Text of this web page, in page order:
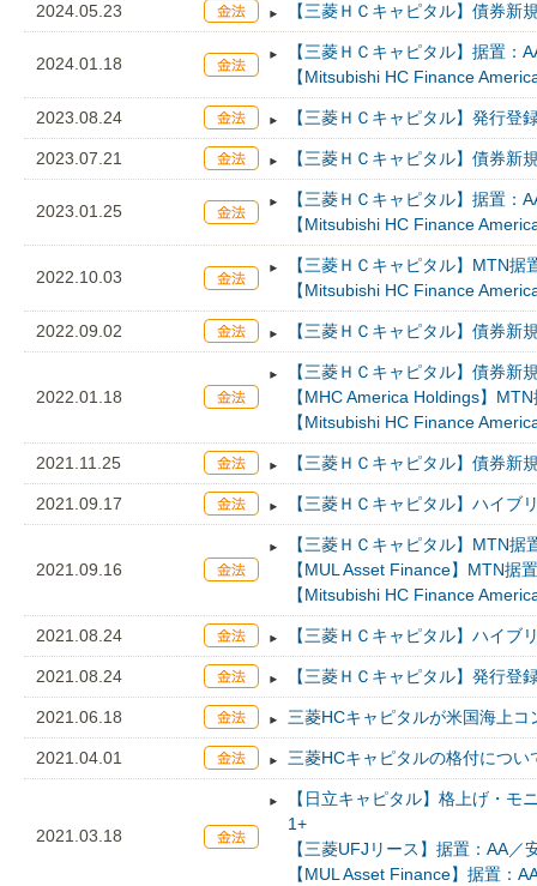
2024.05.23 【三菱ＨＣキャピタル】債券新
2024.01.18
【三菱ＨＣキャピタル】据置：
【Mitsubishi HC Finance
2023.08.24 【三菱ＨＣキャピタル】発行登
2023.07.21 【三菱ＨＣキャピタル】債券新
2023.01.25
【三菱ＨＣキャピタル】据置：
【Mitsubishi HC Finance
2022.10.03
【三菱ＨＣキャピタル】MTN据
【Mitsubishi HC Finance
2022.09.02 【三菱ＨＣキャピタル】債券新
2022.01.18
【三菱ＨＣキャピタル】債券新
【MHC America Holdings】
【Mitsubishi HC Finance
2021.11.25 【三菱ＨＣキャピタル】債券新
2021.09.17 【三菱ＨＣキャピタル】ハイブ
2021.09.16
【三菱ＨＣキャピタル】MTN据
【MUL Asset Finance】MTN据
【Mitsubishi HC Finance
2021.08.24 【三菱ＨＣキャピタル】ハイブ
2021.08.24 【三菱ＨＣキャピタル】発行登
2021.06.18 三菱HCキャピタルが米国海上
2021.04.01 三菱HCキャピタルの格付につい
2021.03.18
【日立キャピタル】格上げ・
1+
【三菱UFJリース】据置：AA／
【MUL Asset Finance】据置：